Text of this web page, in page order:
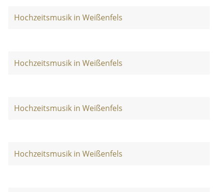
Hochzeitsmusik in Weißenfels
Hochzeitsmusik in Weißenfels
Hochzeitsmusik in Weißenfels
Hochzeitsmusik in Weißenfels